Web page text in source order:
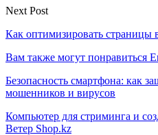
Next Post
Как оптимизировать страницы
Вам также могут понравиться
Безопасность смартфона: как
мошенников и вирусов
Компьютер для стриминга и
Ветер Shop.kz